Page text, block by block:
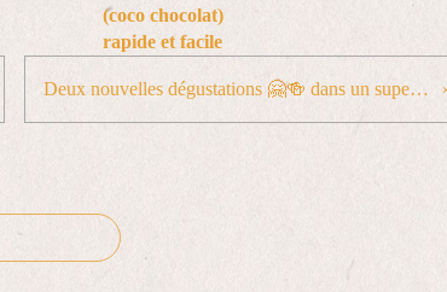
(coco chocolat)
rapide et facile
Deux nouvelles dégustations 🤗🍻 dans un super cadre, superbes terrasses au bord de l’Odra #wroclaw #browarfortuna #doctorbrew #craftbeerlover #wroclove @Forma Płynna - Beach Bar Wrocław